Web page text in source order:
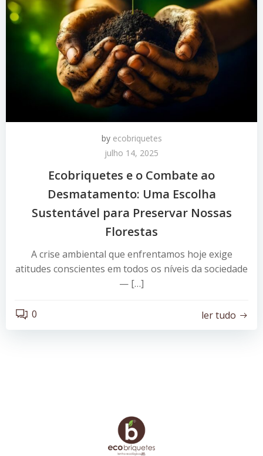
by ecobriquetes
julho 14, 2025
Ecobriquetes e o Combate ao
Desmatamento: Uma Escolha
Sustentável para Preservar Nossas
Florestas
A crise ambiental que enfrentamos hoje exige
atitudes conscientes em todos os níveis da sociedade
— […]
0 ler tudo